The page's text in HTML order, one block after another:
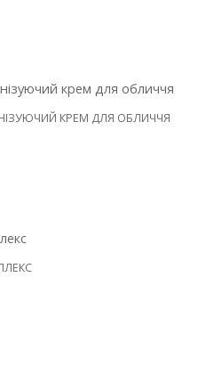
КРЕМ ДЛЯ ОБЛИЧЧЯ